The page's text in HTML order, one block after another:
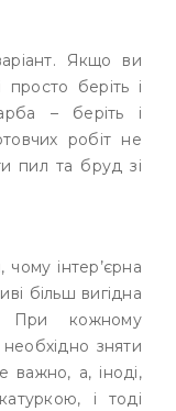
Якщо ви
беріть і
– беріть і
робіт не
пил та бруд зі
інтер’єрна
більш вигідна
При кожному
зняти
важно, а, іноді,
і тоді